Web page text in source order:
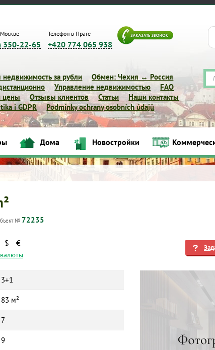
350-22-65
Телефон в Праге
+420 774 065 938
недвижимость за рубли
Обмен: Чехия ↔ Россия
Управление недвижимостью
FAQ
цены
Отзывы клиентов Статьи
Наши контакты
i GDPR
Podmínky ochrany osobních údajů
Дома Новостройки Коммерческие
Дома Новостройки
№ 72235
$ €
3+1
83 м²
7
9